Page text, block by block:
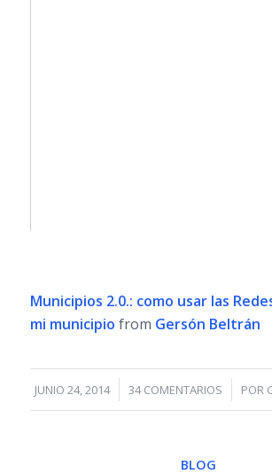
Municipios 2.0.: como usar las
mi municipio from Gersón Beltrán
JUNIO 24, 2014
/ 34 COMENTARIOS
/ POR
BLOG